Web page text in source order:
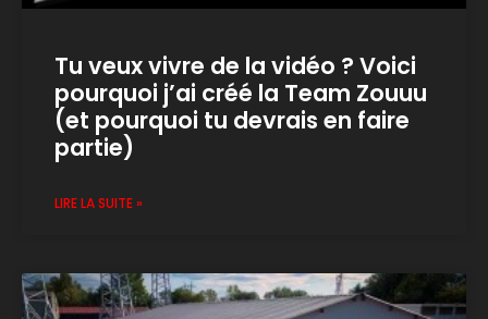
Tu veux vivre de la vidéo ? Voici
pourquoi j’ai créé la Team Zouuu
(et pourquoi tu devrais en faire
partie)
LIRE LA SUITE »